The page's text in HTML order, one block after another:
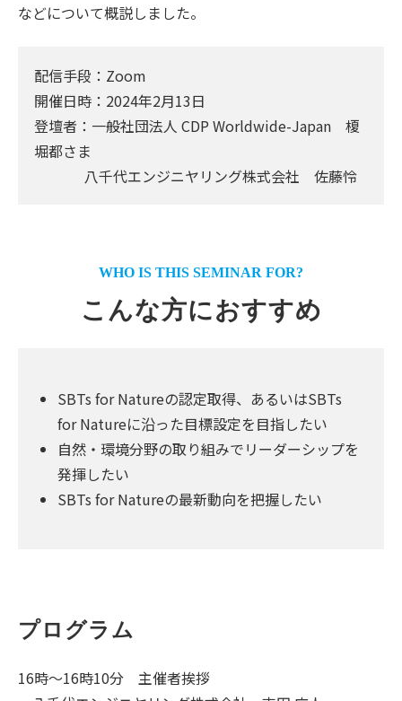
などについて概説しました。
配信手段：Zoom
開催日時：2024年2月13日
登壇者：一般社団法人 CDP Worldwide-Japan 榎
堀都さま
八千代エンジニヤリング株式会社 佐藤怜
WHO IS THIS SEMINAR FOR?
こんな方におすすめ
SBTs for Natureの認定取得、あるいはSBTs
for Natureに沿った目標設定を目指したい
自然・環境分野の取り組みでリーダーシップを
発揮したい
SBTs for Natureの最新動向を把握したい
プログラム
16時～16時10分 主催者挨拶